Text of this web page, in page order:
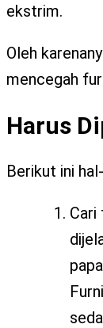
ekstrim.
Oleh
mencegah
Harus
Berikut ini
Cari